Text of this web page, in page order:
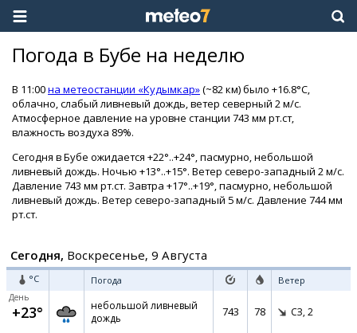
Погода в Бубе на неделю
В 11:00на метеостанции «Кудымкар»(~82 км) было +16.8°C,
облачно, слабый ливневый дождь, ветер северный 2 м/с.
Атмосферное давление на уровне станции 743 мм рт.ст,
влажность воздуха 89%.
Сегодня в Бубе ожидается +22°..+24°, пасмурно, небольшой
ливневый дождь. Ночью +13°..+15°. Ветер северо-западный 2 м/с.
Давление 743 мм рт.ст. Завтра +17°..+19°, пасмурно, небольшой
ливневый дождь. Ветер северо-западный 5 м/с. Давление 744 мм
рт.ст.
Сегодня, Воскресенье, 9 Августа
°C Погода Ветер
День
+23°
небольшой ливневый
дождь
743 78 СЗ, 2